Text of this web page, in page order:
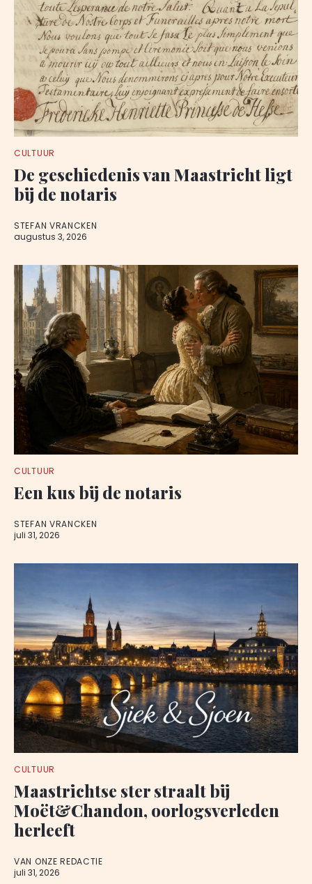
CULTUUR
De geschiedenis van Maastricht ligt
bij de notaris
STEFAN VRANCKEN
augustus 3, 2026
CULTUUR
Een kus bij de notaris
STEFAN VRANCKEN
juli 31, 2026
CULTUUR
Maastrichtse ster straalt bij
Moët&Chandon, oorlogsverleden
herleeft
VAN ONZE REDACTIE
juli 31, 2026